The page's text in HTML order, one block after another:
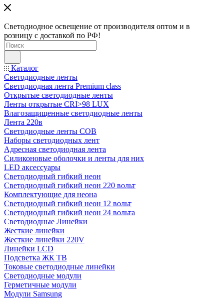
Светодиодное освещение от производителя оптом и в
розницу с доставкой по РФ!
Каталог
Светодиодные ленты
Светодиодная лента Premium class
Открытые светодиодные ленты
Ленты открытые CRI>98 LUX
Влагозащищенные светодиодные ленты
Лента 220в
Светодиодные ленты COB
Наборы светодиодных лент
Адресная светодиодная лента
Силиконовые оболочки и ленты для них
LED аксессуары
Светодиодный гибкий неон
Светодиодный гибкий неон 220 вольт
Комплектующие для неона
Светодиодный гибкий неон 12 вольт
Светодиодный гибкий неон 24 вольта
Светодиодные Линейки
Жесткие линейки
Жесткие линейки 220V
Линейки LCD
Подсветка ЖК ТВ
Токовые светодиодные линейки
Светодиодные модули
Герметичные модули
Модули Samsung